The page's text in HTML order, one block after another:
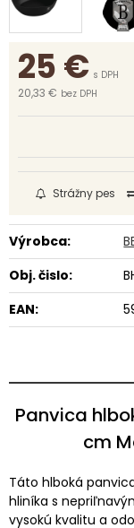
25€ s DPH
20,33 € bez DPH
Strážny pes
Výrobca:
Obj. čislo:
EAN:
Panvica
cm
Táto hlboká
hliníka s
vysokú kvalitu a